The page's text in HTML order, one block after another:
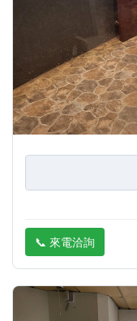
📞 來電洽詢